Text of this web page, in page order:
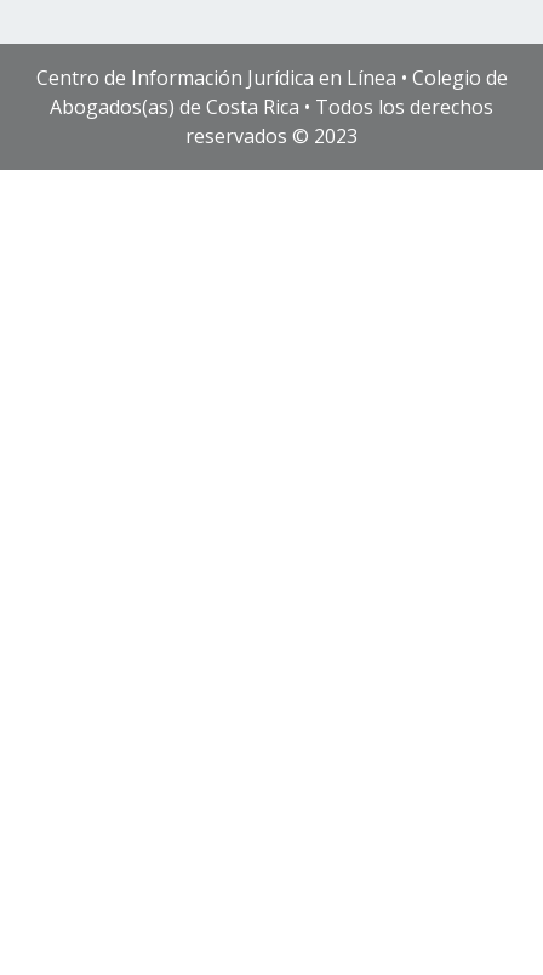
Centro de Información Jurídica en Línea • Colegio de
Abogados(as) de Costa Rica • Todos los derechos
reservados © 2023